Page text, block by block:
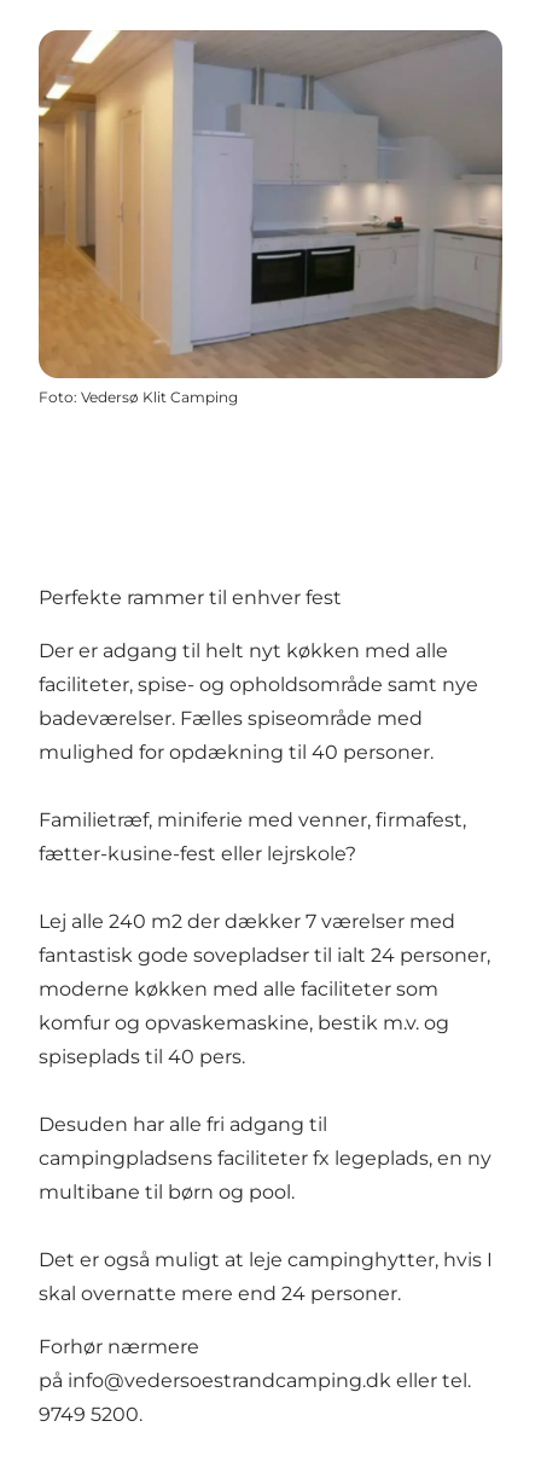
Foto: Vedersø Klit Camping
Perfekte rammer til enhver fest
Der er adgang til helt nyt køkken med alle
faciliteter, spise- og opholdsområde samt nye
badeværelser. Fælles spiseområde med
mulighed for opdækning til 40 personer.
Familietræf, miniferie med venner, firmafest,
fætter-kusine-fest eller lejrskole?
Lej alle 240 m2 der dækker 7 værelser med
fantastisk gode sovepladser til ialt 24 personer,
moderne køkken med alle faciliteter som
komfur og opvaskemaskine, bestik m.v. og
spiseplads til 40 pers.
Desuden har alle fri adgang til
campingpladsens faciliteter fx legeplads, en ny
multibane til børn og pool.
Det er også muligt at leje campinghytter, hvis I
skal overnatte mere end 24 personer.
Forhør nærmere
på info@vedersoestrandcamping.dk eller tel.
9749 5200.